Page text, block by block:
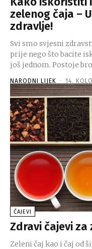
zelenog čaja –
zdravlje!
Svi smo svjesni
prije nego što bacite
još jednom. Postoje
NARODNI LIJEK - 14.
ČAJEVI
Zdravi čajevi
Zeleni čaj kao i čaj od